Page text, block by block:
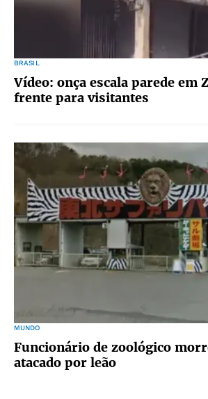
BRASIL
Vídeo: onça escala parede em
frente para visitantes
MUNDO
Funcionário de zoológico
atacado por leão